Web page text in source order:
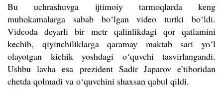
Bu uchrashuvga ijtimoiy tarmoqlarda keng
muhokamalarga sabab bo‘lgan video turtki bo‘ldi.
Videoda deyarli bir metr qalinlikdagi qor qatlamini
kechib, qiyinchiliklarga qaramay maktab sari yo‘l
olayotgan kichik yoshdagi o‘quvchi tasvirlangandi.
Ushbu lavha esa prezident Sadir Japarov e’tiboridan
chetda qolmadi va o‘quvchini shaxsan qabul qildi.